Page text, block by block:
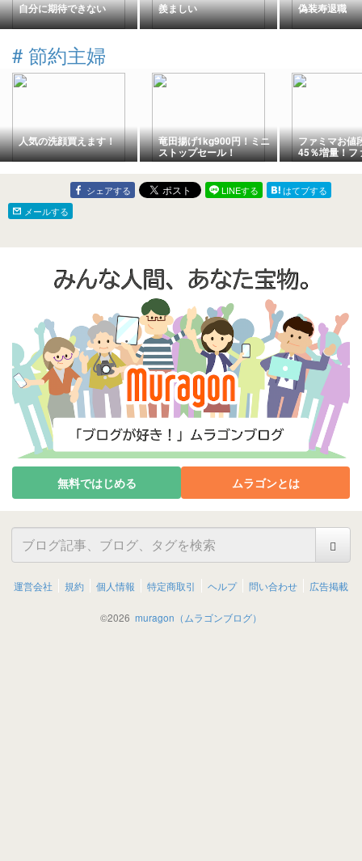
自分に期待できない 羨ましい 偽装寿退職
# 節約主婦
人気の洗顔買えます！ 竜田揚げ1kg900円！ミニ
ストップセール！
ファミマお値
45％増量！フ
45％還元！
シェアする LINEする
はてブする
メールする
無料ではじめる ムラゴンとは
運営会社 規約 個人情報 特定商取引 ヘルプ 問い合わせ 広告掲載
©2026 muragon（ムラゴンブログ）